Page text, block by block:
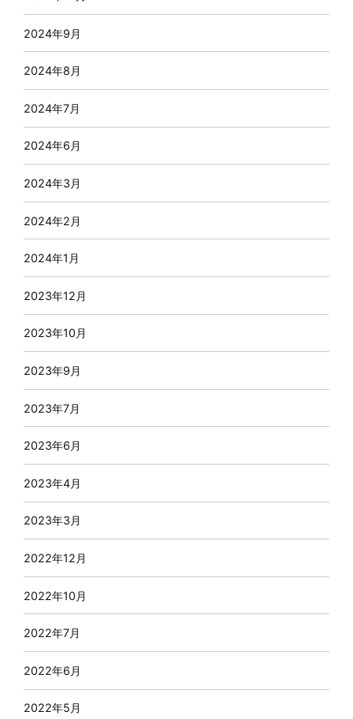
2024年9月
2024年8月
2024年7月
2024年6月
2024年3月
2024年2月
2024年1月
2023年12月
2023年10月
2023年9月
2023年7月
2023年6月
2023年4月
2023年3月
2022年12月
2022年10月
2022年7月
2022年6月
2022年5月